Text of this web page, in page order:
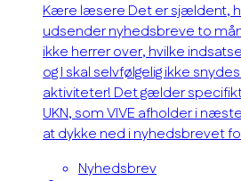
Kære læsere Det er sjældent,
udsender nyhedsbreve to
ikke herrer over, hvilke
og I skal selvfølgelig ikke
aktiviteter! Det gælder
UKN, som VIVE afholder i
at dykke ned i nyhedsbrevet
Nyhedsbrev